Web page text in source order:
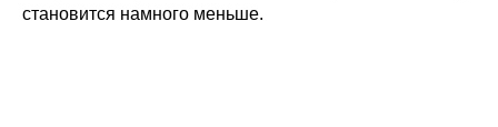
становится намного меньше.